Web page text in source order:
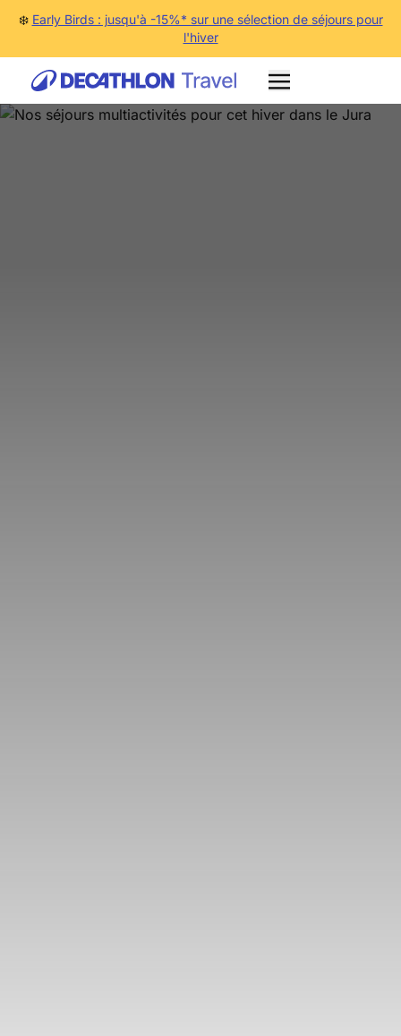
❄️ Early Birds : jusqu'à -15%* sur une sélection de séjours pour
l'hiver